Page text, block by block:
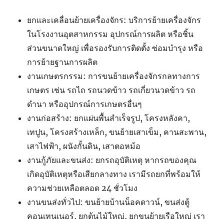
ยกและเคลื่อนย้ายเครื่องจักร: บริการย้ายเครื่องจักร
ในโรงงานอุตสาหกรรม อุปกรณ์การผลิต หรือชิ้น
ส่วนขนาดใหญ่ เพื่อรองรับการติดตั้ง ซ่อมบำรุง หรือ
การย้ายฐานการผลิต
งานเกษตรกรรม: การขนย้ายเครื่องจักรกลทางการ
เกษตร เช่น รถไถ รถนวดข้าว รถเกี่ยวนวดข้าว รถ
ดำนา หรืออุปกรณ์การเกษตรอื่นๆ
งานก่อสร้าง: ยกแผ่นพื้นสำเร็จรูป, โครงหลังคา,
เทปูน, โครงสร้างเหล็ก, ขนย้ายเสาเข็ม, คานสะพาน,
เสาไฟฟ้า, ผนังกั้นดิน, เสาตอหม้อ
งานกู้ภัยและขนส่ง: ยกรถอุบัติเหตุ หากรถของคุณ
เกิดอุบัติเหตุหรือเสียกลางทาง เรามีรถยกที่พร้อมให้
ความช่วยเหลือตลอด 24 ชั่วโมง
งานขนส่งทั่วไป: ขนย้ายบ้านน็อคดาวน์, ขนส่งตู้
คอนเทนเนอร์, ยกต้นไม้ใหญ่, ยกขนย้ายเรือใหญ่ เรา